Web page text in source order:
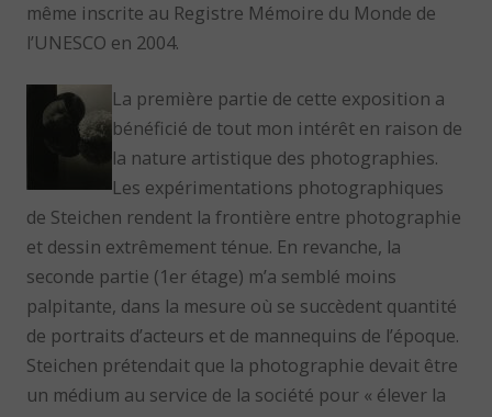
même inscrite au Registre Mémoire du Monde de
l’UNESCO en 2004.
La première partie de cette exposition a
bénéficié de tout mon intérêt en raison de
la nature artistique des photographies.
Les expérimentations photographiques
de Steichen rendent la frontière entre photographie
et dessin extrêmement ténue. En revanche, la
seconde partie (1er étage) m’a semblé moins
palpitante, dans la mesure où se succèdent quantité
de portraits d’acteurs et de mannequins de l’époque.
Steichen prétendait que la photographie devait être
un médium au service de la société pour « élever la